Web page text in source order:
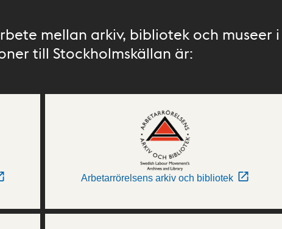
mellan arkiv, bibliotek och museer i
till Stockholmskällan är:
Arbetarrörelsens arkiv och bibliotek